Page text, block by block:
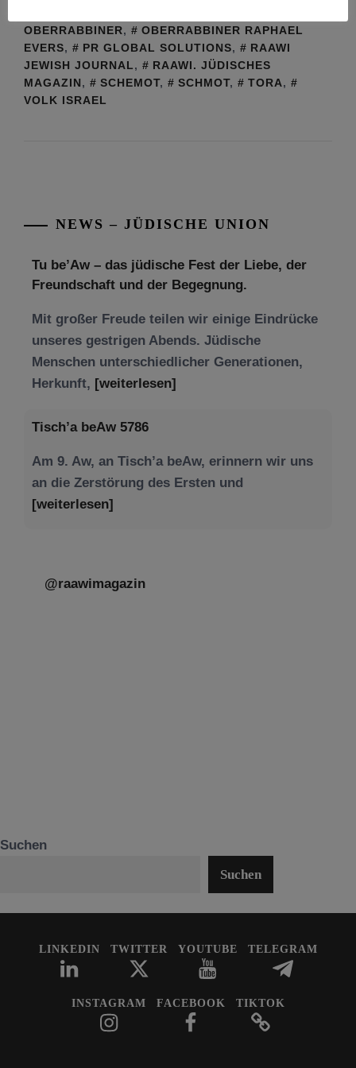
OBERRABBINER,
OBERRABBINER RAPHAEL
EVERS, PR GLOBAL SOLUTIONS,
RAAWI
JEWISH JOURNAL,
RAAWI. JÜDISCHES
MAGAZIN, SCHEMOT, SCHMOT, TORA,
VOLK ISRAEL
NEWS – JÜDISCHE UNION
Tu be’Aw – das jüdische Fest der Liebe, der
Freundschaft und der Begegnung.
Mit großer Freude teilen wir einige Eindrücke
unseres gestrigen Abends. Jüdische
Menschen unterschiedlicher Generationen,
Herkunft, [weiterlesen]
Tisch’a beAw 5786
Am 9. Aw, an Tisch’a beAw, erinnern wir uns
an die Zerstörung des Ersten und
[weiterlesen]
@raawimagazin
Suchen
Suchen
LINKEDIN TWITTER YOUTUBE TELEGRAM
INSTAGRAM FACEBOOK TIKTOK